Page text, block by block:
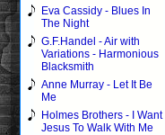
Eva Cassidy - Blues In
The Night
G.F.Handel - Air with
Variations - Harmonious
Blacksmith
Anne Murray - Let It Be
Me
Holmes Brothers - I Want
Jesus To Walk With Me